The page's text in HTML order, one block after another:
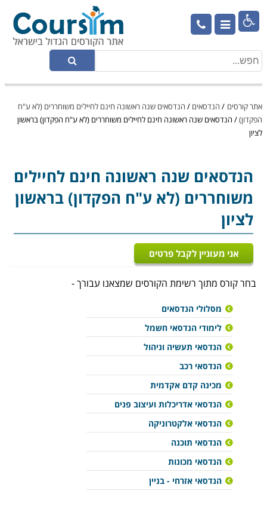

אתר קורסים / הנדסאים / הנדסאים שנה ראשונה חינם לחיילים משוחררים (לא ע"ח
הפקדון)/ הנדסאים שנה ראשונה חינם לחיילים משוחררים (לא ע"ח הפקדון) בראשון
לציון
הנדסאים שנה ראשונה חינם לחיילים
משוחררים (לא ע"ח הפקדון) בראשון
לציון
אני מעוניין לקבל פרטים
בחר קורס מתוך רשימת הקורסים שמצאנו עבורך -
מסלולי הנדסאים
לימודי הנדסאי חשמל
הנדסאי תעשיה וניהול
הנדסאי רכב
מכינה קדם אקדמית
הנדסאי אדריכלות ועיצוב פנים
הנדסאי אלקטרוניקה
הנדסאי תוכנה
הנדסאי מכונות
הנדסאי אזרחי - בניין